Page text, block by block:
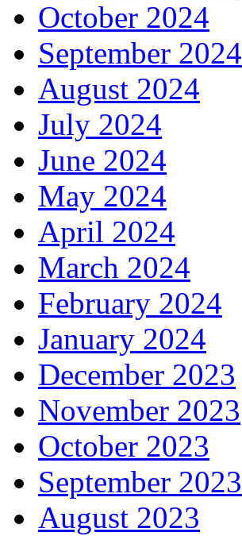
October 2024
September 2024
August 2024
July 2024
June 2024
May 2024
April 2024
March 2024
February 2024
January 2024
December 2023
November 2023
October 2023
September 2023
August 2023